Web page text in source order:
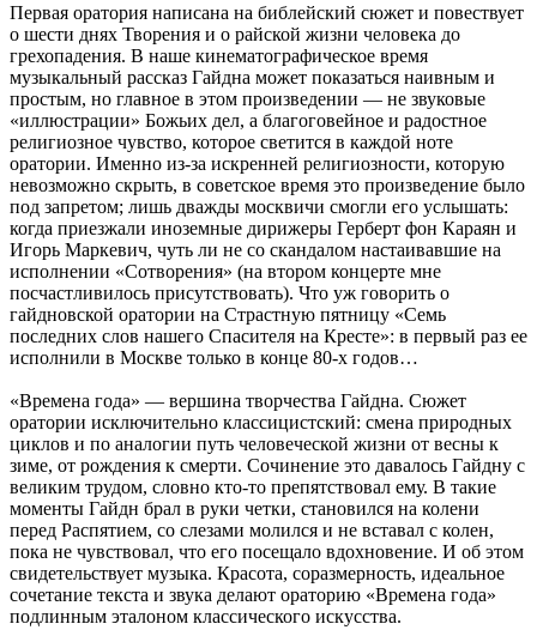
Первая оратория написана на библейский сюжет и повествует
о шести днях Творения и о райской жизни человека до
грехопадения. В наше кинематографическое время
музыкальный рассказ Гайдна может показаться наивным и
простым, но главное в этом произведении — не звуковые
«иллюстрации» Божьих дел, а благоговейное и радостное
религиозное чувство, которое светится в каждой ноте
оратории. Именно из-за искренней религиозности, которую
невозможно скрыть, в советское время это произведение было
под запретом; лишь дважды москвичи смогли его услышать:
когда приезжали иноземные дирижеры Герберт фон Караян и
Игорь Маркевич, чуть ли не со скандалом настаивавшие на
исполнении «Сотворения» (на втором концерте мне
посчастливилось присутствовать). Что уж говорить о
гайдновской оратории на Страстную пятницу «Семь
последних слов нашего Спасителя на Кресте»: в первый раз ее
исполнили в Москве только в конце 80-х годов…
«Времена года» — вершина творчества Гайдна. Сюжет
оратории исключительно классицистский: смена природных
циклов и по аналогии путь человеческой жизни от весны к
зиме, от рождения к смерти. Сочинение это давалось Гайдну с
великим трудом, словно кто-то препятствовал ему. В такие
моменты Гайдн брал в руки четки, становился на колени
перед Распятием, со слезами молился и не вставал с колен,
пока не чувствовал, что его посещало вдохновение. И об этом
свидетельствует музыка. Красота, соразмерность, идеальное
сочетание текста и звука делают ораторию «Времена года»
подлинным эталоном классического искусства.